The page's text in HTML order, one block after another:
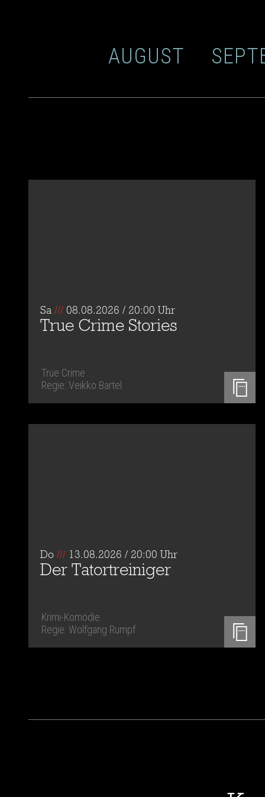
AUGUST
Sa /// 08.08.2026 / 20:00 Uhr
True Crime Stories
True Crime
Regie: Veikko Bartel
Do /// 13.08.2026 / 20:00 Uhr
Der Tatortreiniger
Krimi-Komödie
Regie: Wolfgang Rumpf